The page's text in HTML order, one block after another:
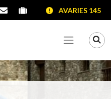
Virtual
Contacta'nsPortal proveïdors
Portal de
AVARIES 145
Veure